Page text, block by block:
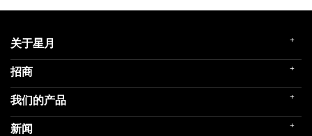
关于星月 +
企业简介
企业文化
荣誉殿堂
招商 +
门店展示
我们的产品 +
民用家装（零售）
新闻 +